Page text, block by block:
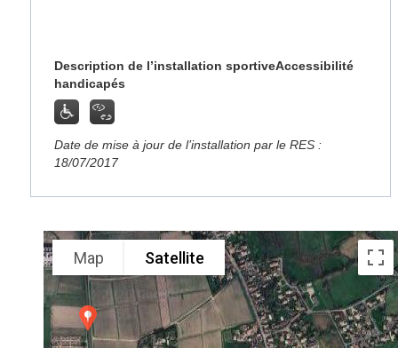
Description de l’installation sportiveAccessibilité
handicapés
Date de mise à jour de l’installation par le RES :
18/07/2017
Map Satellite